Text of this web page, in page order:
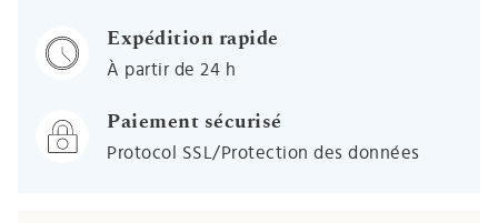
Expédition rapide
À partir de 24 h
Paiement sécurisé
Protocol SSL/Protection des données